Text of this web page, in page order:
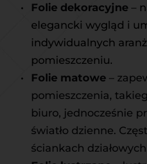
Folie dekoracyjne –
elegancki wygląd i
indywidualnych
pomieszczeniu.
Folie matowe –
pomieszczenia,
biuro, jednocześnie
światło dzienne.
ściankach